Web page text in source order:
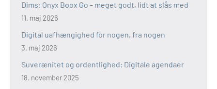
Dims: Onyx Boox Go – meget godt, lidt at slås med
11. maj 2026
Digital uafhængighed for nogen, fra nogen
3. maj 2026
Suverænitet og ordentlighed: Digitale agendaer
18. november 2025